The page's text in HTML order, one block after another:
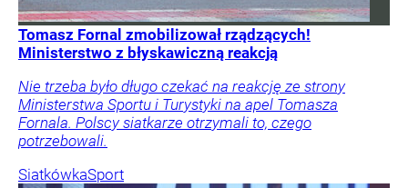
Tomasz Fornal zmobilizował rządzących!
Ministerstwo z błyskawiczną reakcją
Nie trzeba było długo czekać na reakcję ze strony
Ministerstwa Sportu i Turystyki na apel Tomasza
Fornala. Polscy siatkarze otrzymali to, czego
potrzebowali.
SiatkówkaSport